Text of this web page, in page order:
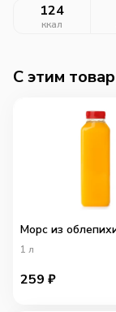
124
ккал
C этим
Морс из
1 л
259 ₽